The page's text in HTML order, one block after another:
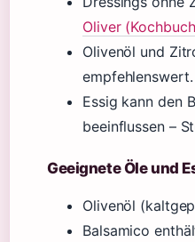
Oliver
Olivenöl und
empfehlenswert.
Essig kann den
beeinflussen –
Geeignete Öle und
Olivenöl
Balsamico